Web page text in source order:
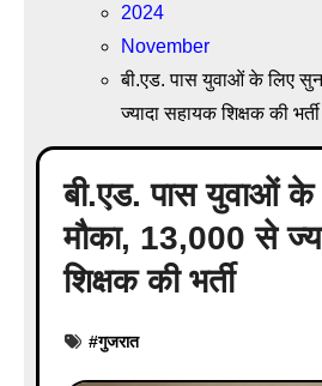
2024
November
बी.एड. पास युवाओं के लिए
ज्यादा सहायक शिक्षक की भर्ती
बी.एड. पास युवाओं के
मौका, 13,000 से
शिक्षक की भर्ती
#गुजरात